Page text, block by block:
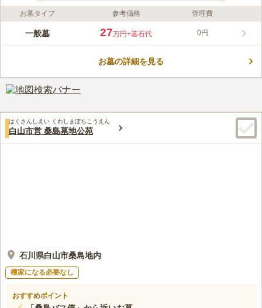
ライフドット編集部のコメント
建物が周りになく、開放的で陽当たりも良く、青空が見えるお墓
で、後継者に負担をかけたくない方におすすめの墓地です。 宗
も受け入れてくれるのも魅力的です。
口コミ評価
お墓タイプ 参考価格 管理費
一般墓 27万円+墓石代 0円
お墓の詳細を見る
はくさんしえい くわしまぼちこうえん
白山市営 桑島墓地公苑
石川県白山市桑島地内
檀家になる必要なし
おすすめポイント